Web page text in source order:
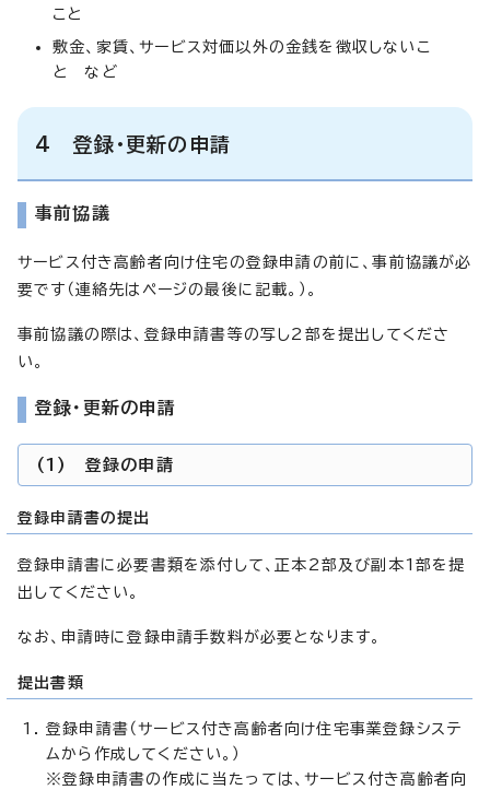
こと
敷金、家賃、サービス対価以外の金銭を徴収しないこ
と など
4 登録・更新の申請
事前協議
サービス付き高齢者向け住宅の登録申請の前に、事前協議が必
要です（連絡先はページの最後に記載。）。
事前協議の際は、登録申請書等の写し2部を提出してくださ
い。
登録・更新の申請
(1) 登録の申請
登録申請書の提出
登録申請書に必要書類を添付して、正本2部及び副本1部を提
出してください。
なお、申請時に登録申請手数料が必要となります。
提出書類
登録申請書（サービス付き高齢者向け住宅事業登録システ
ムから作成してください。）
※登録申請書の作成に当たっては、サービス付き高齢者向